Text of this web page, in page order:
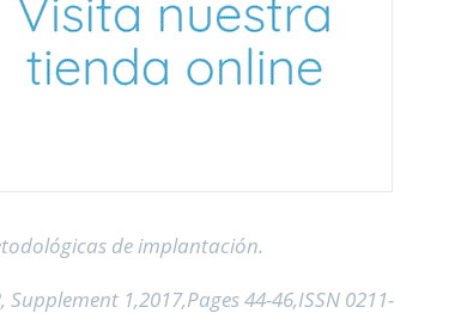
de implantación.
1,2017,Pages 44-46,ISSN 0211-